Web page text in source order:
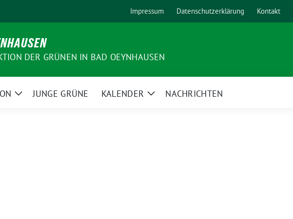
Impressum Datenschutzerklärung Kontakt
DER GRÜNEN IN BAD OEYNHAUSEN
ZeigeJUNGE GRÜNE KALENDER
ZeigeNACHRICHTEN